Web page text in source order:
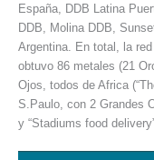
España, DDB Latina
DDB, Molina DDB,
Argentina. En total, la
obtuvo 86 metales (21
Ojos, todos de Africa
S.Paulo, con 2 Grandes
y “Stadiums food